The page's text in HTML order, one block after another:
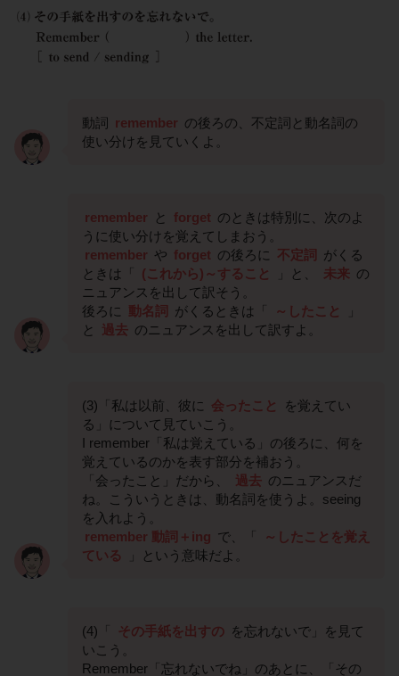
動詞 remember の後ろの、不定詞と動名詞の
使い分けを見ていくよ。
remember と forget のときは特別に、次のよ
うに使い分けを覚えてしまおう。
remember や forget の後ろに 不定詞 がくる
ときは「
(これから)～すること 」と、 未来 の
ニュアンスを出して訳そう。
後ろに
動名詞 がくるときは「 ～したこと
と
過去 のニュアンスを出して訳すよ。
(3)「私は以前、彼に 会ったこと
を覚えてい
る」について見ていこう。
I remember「私は覚えている」の後ろに、何を
覚えているのかを表す部分を補おう。
「会ったこと」だから、
過去 のニュアンスだ
ね。こういうときは、動名詞を使うよ。seeing
を入れよう。
remember 動詞＋ing で、「
～したことを覚え
ている
」という意味だよ。
(4)「 その手紙を出すの を忘れないで」を見て
いこう。
Remember「忘れないでね」のあとに、「その